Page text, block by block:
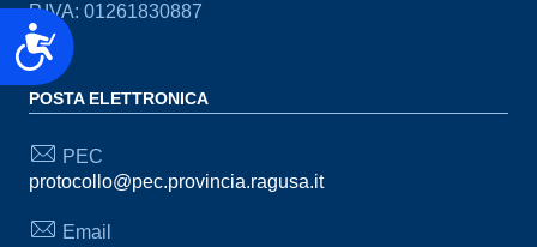
Accessibilità
P.IVA: 01261830887
POSTA ELETTRONICA
PEC
protocollo@pec.provincia.ragusa.it
Email